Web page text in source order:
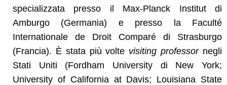
specializzata presso il Max-Planck Institut di
Amburgo (Germania) e presso la Faculté
Internationale de Droit Comparé di Strasburgo
(Francia). È stata più volte visiting professornegli
Stati Uniti (Fordham University di New York;
University of California at Davis; Louisiana State